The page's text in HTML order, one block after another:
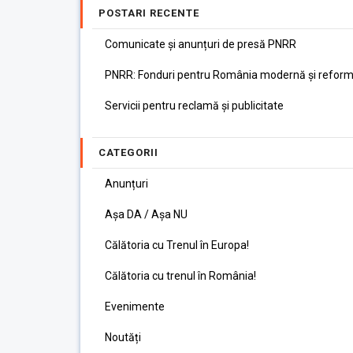
POSTARI RECENTE
Comunicate și anunțuri de presă PNRR
PNRR: Fonduri pentru România modernă și
Servicii pentru reclamă și publicitate
CATEGORII
Anunțuri
Așa DA / Așa NU
Călătoria cu Trenul în Europa!
Călătoria cu trenul în România!
Evenimente
Noutăți